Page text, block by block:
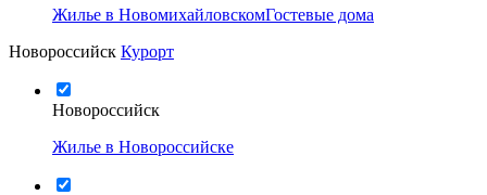
Жилье в НовомихайловскомГостевые дома
Новороссийск Курорт
Новороссийск
Жилье в Новороссийске